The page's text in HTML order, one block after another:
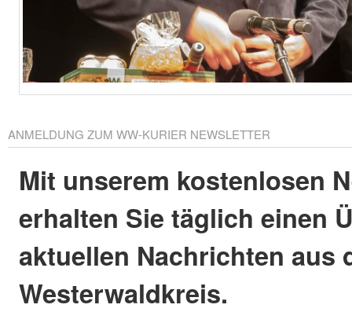
ANMELDUNG ZUM WW-KURIER NEWSLETTER
Mit unserem kostenlosen
erhalten Sie täglich einen
aktuellen Nachrichten aus
Westerwaldkreis.